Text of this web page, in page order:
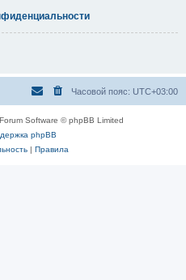
Часовой пояс: UTC+03:00
Software © phpBB Limited
phpBB
| Правила